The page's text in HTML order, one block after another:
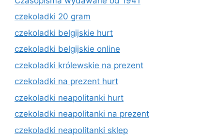
czekoladki 20 gram
czekoladki belgijskie hurt
czekoladki belgijskie online
czekoladki królewskie na prezent
czekoladki na prezent hurt
czekoladki neapolitanki hurt
czekoladki neapolitanki na prezent
czekoladki neapolitanki sklep